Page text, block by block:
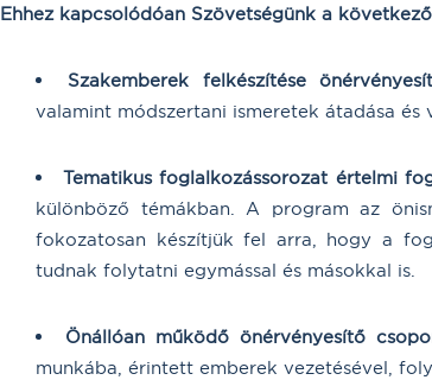
Ehhez kapcsolódóan Szövetségünk a
Szakemberek felkészítése
valamint módszertani ismeretek átadása és
Tematikus foglalkozássorozat értelmi
különböző témákban. A program az
fokozatosan készítjük fel arra, hogy a
tudnak folytatni egymással és másokkal is.
Önállóan működő önérvényesítő
munkába, érintett emberek vezetésével,